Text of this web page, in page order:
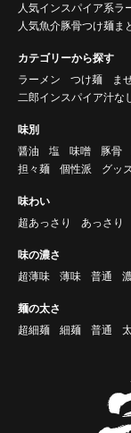
人気インスパイア系ラ
人気魚介豚骨つけ麺ま
カテゴリーから探す
ラーメン
つけ麺 ま
二郎インスパイア汁な
味別
醤油
塩 味噌 豚骨
担々麺
個性派 グッ
味わい
超あっさり
あっさり
味の濃さ
超薄味
薄味 普通
麺の太さ
超細麺
細麺 普通